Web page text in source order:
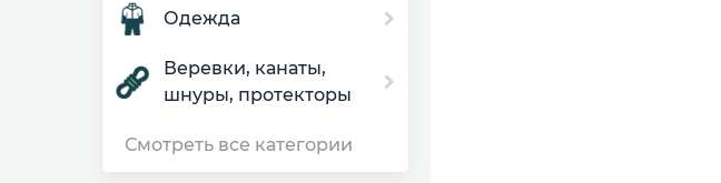
Одежда
Веревки, канаты,
шнуры, протекторы
Смотреть все категории